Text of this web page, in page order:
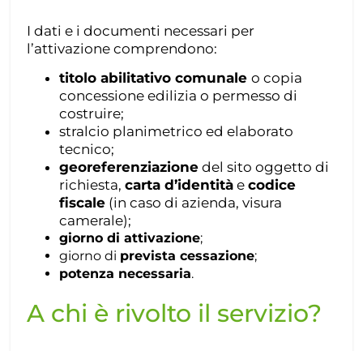
I dati e i documenti necessari per
l’attivazione comprendono:
titolo abilitativo comunaleo copia
concessione edilizia o permesso di
costruire;
stralcio planimetrico ed elaborato
tecnico;
georeferenziazione del sito oggetto di
richiesta,carta d’identità ecodice
fiscale (in caso di azienda, visura
camerale);
giorno di attivazione;
giorno di prevista cessazione;
potenza necessaria.
A chi è rivolto il servizio?